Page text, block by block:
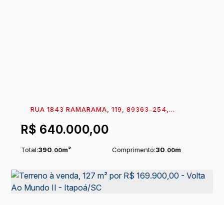
R$ 640.000,00
RUA 1843 RAMARAMA, 119, 89363-254,
Total:390.00m² Comprimento:30.00m